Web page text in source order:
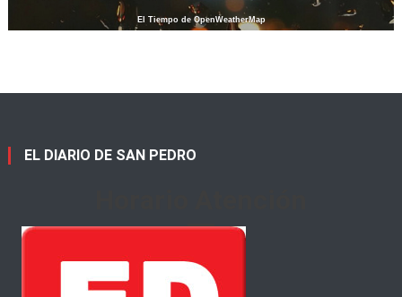
El Tiempo de OpenWeatherMap
EL DIARIO DE SAN PEDRO